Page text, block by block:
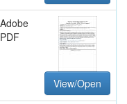
Adobe
PDF
View/Open